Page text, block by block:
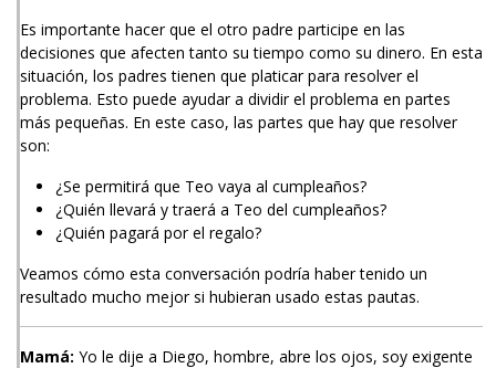
Es importante hacer que el otro padre participe en las
decisiones que afecten tanto su tiempo como su dinero. En esta
situación, los padres tienen que platicar para resolver el
problema. Esto puede ayudar a dividir el problema en partes
más pequeñas. En este caso, las partes que hay que resolver
son:
¿Se permitirá que Teo vaya al cumpleaños?
¿Quién llevará y traerá a Teo del cumpleaños?
¿Quién pagará por el regalo?
Veamos cómo esta conversación podría haber tenido un
resultado mucho mejor si hubieran usado estas pautas.
Mamá: Yo le dije a Diego, hombre, abre los ojos, soy exigente